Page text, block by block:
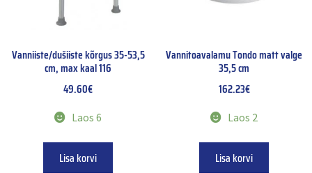
Vanniiste/dušiiste kõrgus 35-53,5
cm, max kaal 116
49.60€
Laos 6
Lisa korvi
Vannitoavalamu Tondo matt valge
35,5 cm
162.23€
Laos 2
Lisa korvi